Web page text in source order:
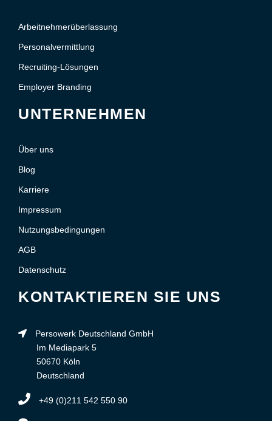
Arbeitnehmerüberlassung
Personalvermittlung
Recruiting-Lösungen
Employer Branding
UNTERNEHMEN
Über uns
Blog
Karriere
Impressum
Nutzungsbedingungen
AGB
Datenschutz
KONTAKTIEREN SIE UNS
Persowerk Deutschland GmbH
Im Mediapark 5
50670 Köln
Deutschland
+49 (0)211 542 550 90